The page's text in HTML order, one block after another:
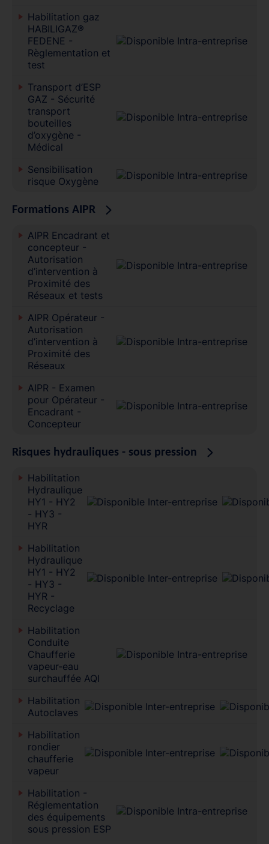
Habilitation gaz
HABILIGAZ®
FEDENE -
Règlementation et
test
Transport d’ESP
GAZ - Sécurité
transport
bouteilles
d’oxygène -
Médical
Sensibilisation
risque Oxygène
Formations AIPR
AIPR Encadrant et
concepteur -
Autorisation
d’intervention à
Proximité des
Réseaux et tests
AIPR Opérateur -
Autorisation
d’intervention à
Proximité des
Réseaux
AIPR - Examen
pour Opérateur -
Encadrant -
Concepteur
Risques hydrauliques - sous pression
Habilitation
Hydraulique
HY1 - HY2
- HY3 -
HYR
Habilitation
Hydraulique
HY1 - HY2
- HY3 -
HYR -
Recyclage
Habilitation
Conduite
Chaufferie
vapeur-eau
surchauffée AQI
Habilitation
Autoclaves
Habilitation
rondier
chaufferie
vapeur
Habilitation -
Réglementation
des équipements
sous pression ESP